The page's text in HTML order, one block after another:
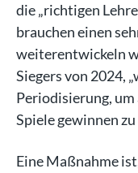
die „richtigen
brauchen einen
weiterentwickeln
Siegers von 2024,
Periodisierung, um
Spiele gewinnen zu
Eine Maßnahme